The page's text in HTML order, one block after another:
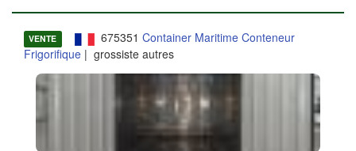
VENTE 675351 Container Maritime Conteneur
Frigorifique | grossiste autres